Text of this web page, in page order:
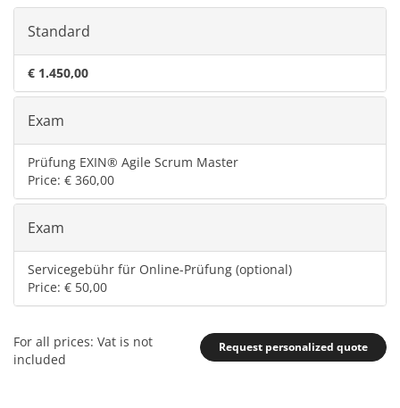
Standard
€ 1.450,00
Exam
Prüfung EXIN® Agile Scrum Master
Price: € 360,00
Exam
Servicegebühr für Online-Prüfung (optional)
Price: € 50,00
Request personalized quote
For all prices: Vat is not
included